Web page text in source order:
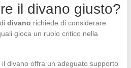
il divano giusto?
divano richiede di considerare
gioca un ruolo critico nella
il divano offra un adeguato supporto